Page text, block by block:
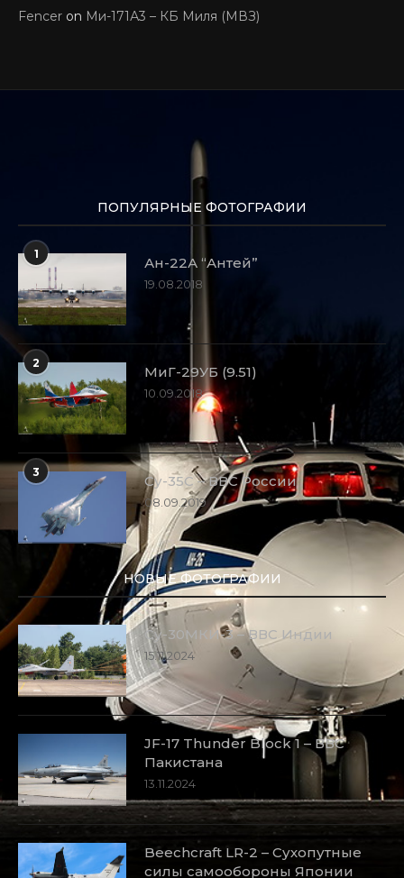
Fencer on Ми-171А3 – КБ Миля (МВЗ)
ПОПУЛЯРНЫЕ ФОТОГРАФИИ
1
Ан-22А “Антей”
19.08.2018
2
МиГ-29УБ (9.51)
10.09.2018
3
Су-35С – ВВС России
08.09.2019
НОВЫЕ ФОТОГРАФИИ
Су-30МКИ-3 – ВВС Индии
15.11.2024
JF-17 Thunder Block 1 – ВВС
Пакистана
13.11.2024
Beechcraft LR-2 – Сухопутные
силы самообороны Японии